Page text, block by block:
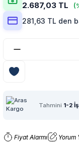
2.687,03 TL
281,63 TL den
Tahmini 1-2
Fiyat Alarmı Yorum